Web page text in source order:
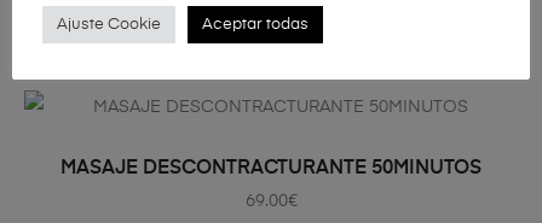
Productos relacionados
AÑADIR AL CARRITO
MASAJE DESCONTRACTURANTE 50MINUTOS
69.00€
Ajuste Cookie Aceptar todas